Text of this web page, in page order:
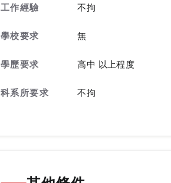
工作經驗 不拘
學校要求 無
學歷要求 高中 以上程度
科系所要求 不拘